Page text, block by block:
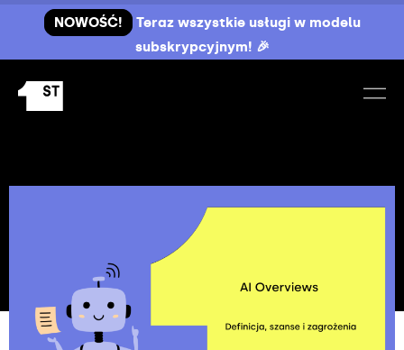
NOWOŚĆ!
Teraz wszystkie usługi w modelu
subskrypcyjnym! 🎉